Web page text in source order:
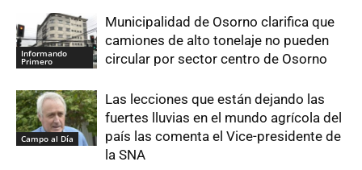
Informando
Primero
Municipalidad de Osorno clarifica que
camiones de alto tonelaje no pueden
circular por sector centro de Osorno
Campo al Día
Las lecciones que están dejando las
fuertes lluvias en el mundo agrícola del
país las comenta el Vice-presidente de
la SNA